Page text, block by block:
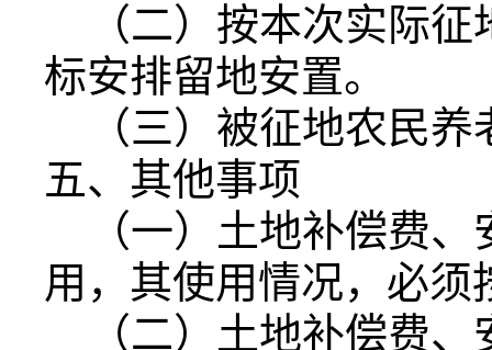
（二）按本次实际征
标安排留地安置。
（三）被征地农民养
五、其他事项
（一）土地补偿费、
用，其使用情况，必
（二）土地补偿费、